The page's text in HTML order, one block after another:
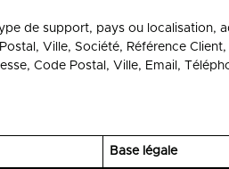
de support, pays ou localisation,
Ville, Société, Référence Client,
Code Postal, Ville, Email,
Base légale